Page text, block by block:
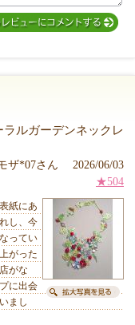
ルガーデンネックレ
ザ*07さん 2026/06/03
★504
紙にあ
し、今
ってい
がった
がな
に出会
まし